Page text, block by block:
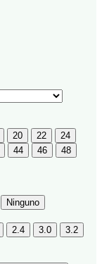
20 22
24
44 46
48
Ninguno
2.4 3.0 3.2